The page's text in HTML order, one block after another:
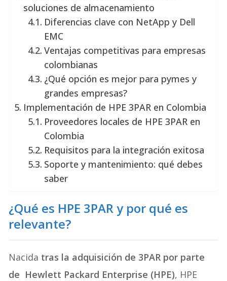
soluciones de almacenamiento
Diferencias clave con NetApp y Dell
EMC
Ventajas competitivas para empresas
colombianas
¿Qué opción es mejor para pymes y
grandes empresas?
Implementación de HPE 3PAR en Colombia
Proveedores locales de HPE 3PAR en
Colombia
Requisitos para la integración exitosa
Soporte y mantenimiento: qué debes
saber
¿Qué es HPE 3PAR y por qué es
relevante?
Nacida tras la adquisición de 3PAR por parte
de Hewlett Packard Enterprise (HPE), HPE